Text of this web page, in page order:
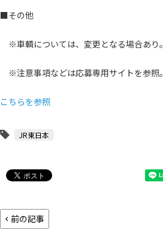
■その他
※車輌については、変更となる場合あり。
※注意事項などは応募専用サイトを参照。
こちらを参照
JR東日本
前の記事